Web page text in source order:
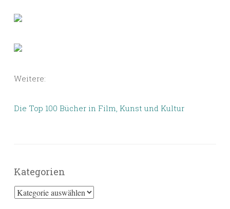
Weitere:
Die Top 100 Bücher in Film, Kunst und Kultur
Kategorien
Kategorien